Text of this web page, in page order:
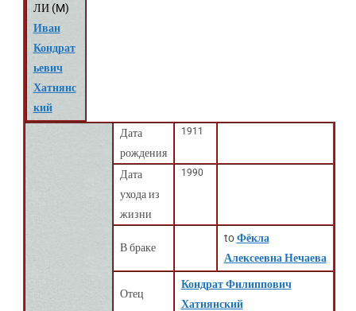
ЛИ (M)
Иван
Кондрат
ьевич
Хатнянс
кий
Дата
рождения
1911
Дата
ухода из
жизни
1990
В браке
toФёкла
Алексеевна Нечаева
Отец
Кондрат Филиппович
Хатнянский